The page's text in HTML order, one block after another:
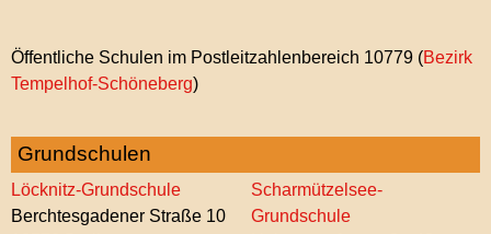
Öffentliche Schulen im Postleitzahlenbereich 10779 (Bezirk
Tempelhof-Schöneberg)
ViEW
Grundschulen
Löcknitz-Grundschule
Berchtesgadener Straße 10
Scharmützelsee-
Grundschule